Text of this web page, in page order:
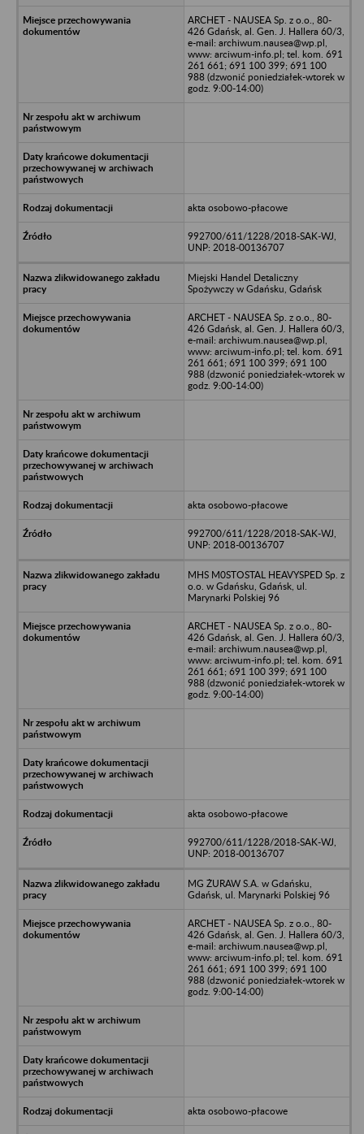
ARCHET - NAUSEA Sp. z o.o., 80-
426 Gdańsk, al. Gen. J. Hallera 60/3,
e-mail: archiwum.nausea@wp.pl,
www: arciwum-info.pl; tel. kom. 691
261 661; 691 100 399; 691 100
988 (dzwonić poniedziałek-wtorek w
godz. 9:00-14:00)
akta osobowo-płacowe
992700/611/1228/2018-SAK-WJ,
UNP: 2018-00136707
Miejski Handel Detaliczny
Spożywczy w Gdańsku, Gdańsk
ARCHET - NAUSEA Sp. z o.o., 80-
426 Gdańsk, al. Gen. J. Hallera 60/3,
e-mail: archiwum.nausea@wp.pl,
www: arciwum-info.pl; tel. kom. 691
261 661; 691 100 399; 691 100
988 (dzwonić poniedziałek-wtorek w
godz. 9:00-14:00)
akta osobowo-płacowe
992700/611/1228/2018-SAK-WJ,
UNP: 2018-00136707
MHS M0STOSTAL HEAVYSPED Sp. z
o.o. w Gdańsku, Gdańsk, ul.
Marynarki Polskiej 96
ARCHET - NAUSEA Sp. z o.o., 80-
426 Gdańsk, al. Gen. J. Hallera 60/3,
e-mail: archiwum.nausea@wp.pl,
www: arciwum-info.pl; tel. kom. 691
261 661; 691 100 399; 691 100
988 (dzwonić poniedziałek-wtorek w
godz. 9:00-14:00)
akta osobowo-płacowe
992700/611/1228/2018-SAK-WJ,
UNP: 2018-00136707
MG ŻURAW S.A. w Gdańsku,
Gdańsk, ul. Marynarki Polskiej 96
ARCHET - NAUSEA Sp. z o.o., 80-
426 Gdańsk, al. Gen. J. Hallera 60/3,
e-mail: archiwum.nausea@wp.pl,
www: arciwum-info.pl; tel. kom. 691
261 661; 691 100 399; 691 100
988 (dzwonić poniedziałek-wtorek w
godz. 9:00-14:00)
akta osobowo-płacowe